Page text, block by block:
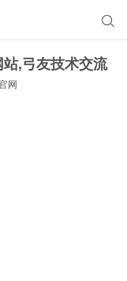

,弓友技术交流
网